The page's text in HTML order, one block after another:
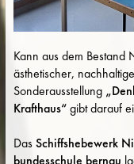
Kann aus dem Bestand
ästhetischer,
Sonderausstellung
Krafthaus“gibt darauf
Das Schiffshebewerk